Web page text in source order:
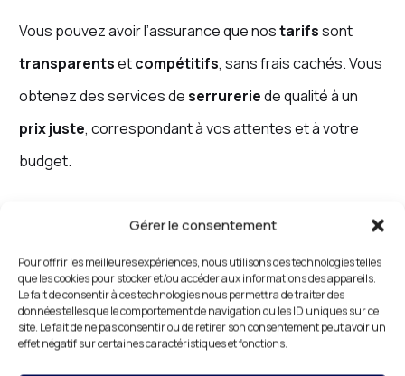
Gérer le consentement
Pour offrir les meilleures expériences, nous utilisons des technologies telles
que les cookies pour stocker et/ou accéder aux informations des appareils.
Le fait de consentir à ces technologies nous permettra de traiter des
données telles que le comportement de navigation ou les ID uniques sur ce
site. Le fait de ne pas consentir ou de retirer son consentement peut avoir un
effet négatif sur certaines caractéristiques et fonctions.
Vous pouvez avoir l’assurance que nostarifssont
transparentsetcompétitifs, sans frais cachés. Vous
obtenez des services deserrureriede qualité à un
prix juste, correspondant à vos attentes et à votre
budget.
Serrurerie d’Urgence à
Domont : Une Réponse
Rapide à Toute Heure du Jour
et de la Nuit